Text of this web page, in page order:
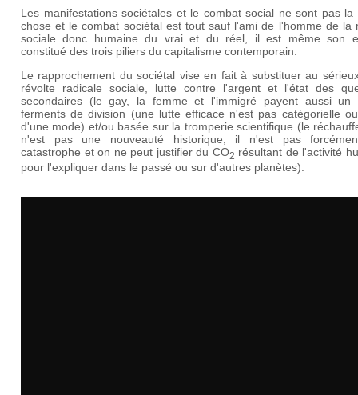
Les manifestations sociétales et le combat social ne sont pas la
chose et le combat sociétal est tout sauf l'ami de l'homme de la
sociale donc humaine du vrai et du réel, il est même son
constitué des trois piliers du capitalisme contemporain.
Le rapprochement du sociétal vise en fait à substituer au
révolte radicale sociale, lutte contre l'argent et l'état des
secondaires (le gay, la femme et l'immigré payent aussi un
ferments de division (une lutte efficace n'est pas catégorielle
d'une mode) et/ou basée sur la tromperie scientifique (le
n'est pas une nouveauté historique, il n'est pas
catastrophe et on ne peut justifier du CO2 résultant de l'activité
pour l'expliquer dans le passé ou sur d'autres planètes).